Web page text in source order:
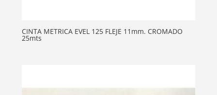
CINTA METRICA EVEL 125 FLEJE 11mm. CROMADO
25mts